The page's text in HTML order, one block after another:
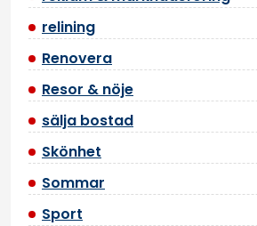
relining
Renovera
Resor & nöje
sälja bostad
Skönhet
Sommar
Sport